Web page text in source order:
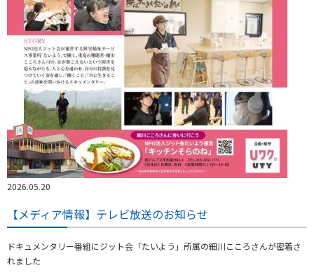
2026.05.20
【メディア情報】テレビ放送のお知らせ
ドキュメンタリー番組にジット会「たいよう」所属の細川こころさんが密着さ
れました